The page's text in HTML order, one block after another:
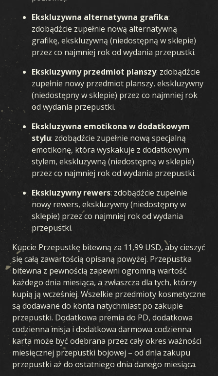
Ekskluzywna alternatywna grafika:
zdobądźcie zupełnie nową alternatywną
grafikę, ekskluzywną (niedostępną w sklepie)
przez co najmniej rok od wydania przepustki.
Ekskluzywny przedmiot planszy: zdobądźcie
zupełnie nowy przedmiot planszy, ekskluzywny
(niedostępny w sklepie) przez co najmniej rok
od wydania przepustki.
Ekskluzywna emotikona w dodatkowym
stylu: zdobądźcie zupełnie nową specjalną
emotikonę, która wyskakuje z dodatkowym
stylem, ekskluzywną (niedostępną w sklepie)
przez co najmniej rok od wydania przepustki.
Ekskluzywny rewers: zdobądźcie zupełnie
nowy rewers, ekskluzywny (niedostępny w
sklepie) przez co najmniej rok od wydania
przepustki.
Kupcie Przepustkę bitewną za 11,99 USD, aby cieszyć
się całą zawartością opisaną powyżej. Przepustka
bitewna z pewnością zapewni ogromną wartość
każdego dnia miesiąca, a zwłaszcza dla tych, którzy
kupią ją wcześniej. Wszelkie przedmioty kosmetyczne
są dodawane do konta natychmiast po zakupie
przepustki. Dodatkowa premia do PD, dodatkowa
codzienna misja i dodatkowa darmowa codzienna
karta może być odebrana przez cały okres ważności
miesięcznej przepustki bojowej – od dnia zakupu
przepustki aż do ostatniego dnia danego miesiąca.